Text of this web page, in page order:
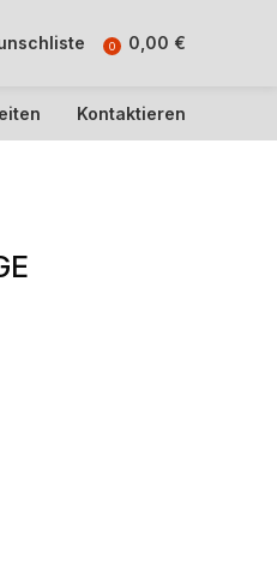
0 0,00 €
Kontaktieren